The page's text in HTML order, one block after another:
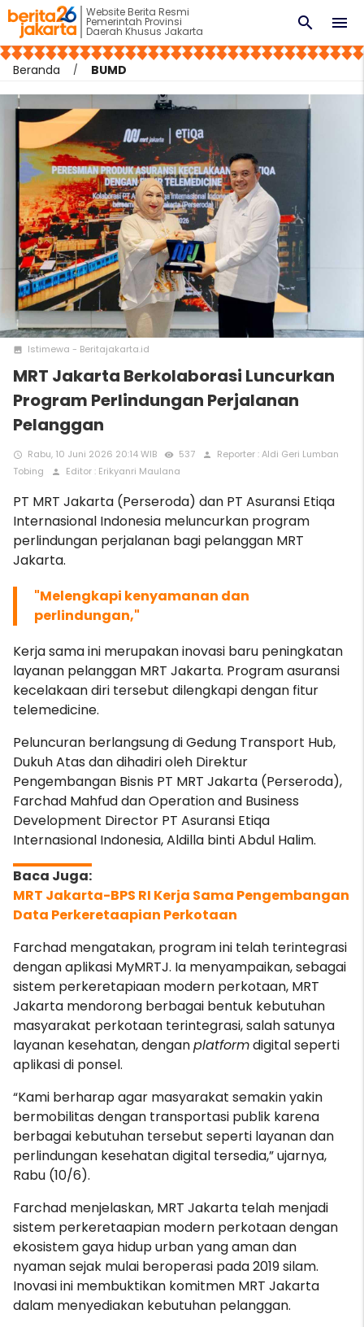
Website Berita Resmi
Pemerintah Provinsi
Daerah Khusus Jakarta menu
search
Beranda BUMD
photo Istimewa - Beritajakarta.id
MRT Jakarta Berkolaborasi Luncurkan
Program Perlindungan Perjalanan
Pelanggan
access_time Rabu, 10 Juni 2026 20:14 WIB remove_red_eye 537 person
Reporter : Aldi Geri Lumban
Tobing
person Editor : Erikyanri Maulana
PT MRT Jakarta (Perseroda) dan PT Asuransi Etiqa
Internasional Indonesia meluncurkan program
perlindungan perjalanan bagi pelanggan MRT
Jakarta.
"Melengkapi kenyamanan dan
perlindungan,"
Kerja sama ini merupakan inovasi baru peningkatan
layanan pelanggan MRT Jakarta. Program asuransi
kecelakaan diri tersebut dilengkapi dengan fitur
telemedicine.
Peluncuran berlangsung di Gedung Transport Hub,
Dukuh Atas dan dihadiri oleh Direktur
Pengembangan Bisnis PT MRT Jakarta (Perseroda),
Farchad Mahfud dan Operation and Business
Development Director PT Asuransi Etiqa
Internasional Indonesia, Aldilla binti Abdul Halim.
MRT Jakarta-BPS RI Kerja Sama Pengembangan
Data Perkeretaapian Perkotaan
Farchad mengatakan, program ini telah terintegrasi
dengan aplikasi MyMRTJ. Ia menyampaikan, sebagai
sistem perkeretapiaan modern perkotaan, MRT
Jakarta mendorong berbagai bentuk kebutuhan
masyarakat perkotaan terintegrasi, salah satunya
layanan kesehatan, denganplatformdigital seperti
aplikasi di ponsel.
“Kami berharap agar masyarakat semakin yakin
bermobilitas dengan transportasi publik karena
berbagai kebutuhan tersebut seperti layanan dan
perlindungan kesehatan digital tersedia,” ujarnya,
Rabu (10/6).
Farchad menjelaskan, MRT Jakarta telah menjadi
sistem perkeretaapian modern perkotaan dengan
ekosistem gaya hidup urban yang aman dan
nyaman sejak mulai beroperasi pada 2019 silam.
Inovasi ini membuktikan komitmen MRT Jakarta
dalam menyediakan kebutuhan pelanggan.